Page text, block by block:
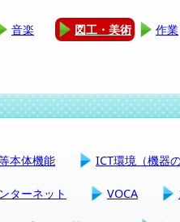
音楽 図工・美術 作業
本体機能 ICT環境（機器
ターネット VOCA